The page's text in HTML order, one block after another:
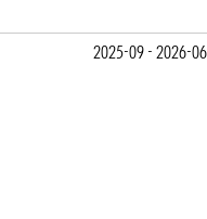
2025-09 - 2026-06